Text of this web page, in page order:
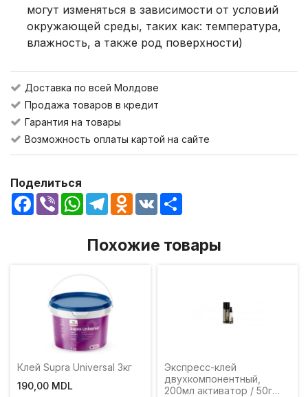
могут изменяться в зависимости от условий
окружающей среды, таких как: температура,
влажность, а также род поверхности)
Доставка по всей Молдове
Продажа товаров в кредит
Гарантия на товары
Возможность оплаты картой на сайте
Поделиться
Facebook
Viber WhatsApp
TelegramOdnoklassniki
VK
Похожие товары
Клей Supra Universal 3кг
190,00 MDL
Экспресс-клей
двухкомпонентный,
200мл активатор / 50г